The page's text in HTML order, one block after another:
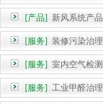
[产品] 新风系统产
[服务] 装修污染治
[服务] 室内空气检
[服务] 工业甲醛治